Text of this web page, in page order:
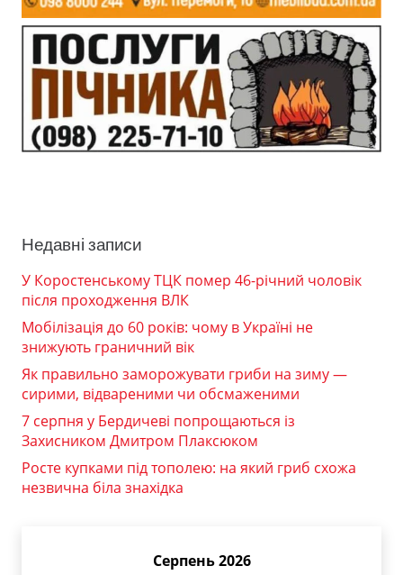
Недавні записи
У Коростенському ТЦК помер 46-річний чоловік
після проходження ВЛК
Мобілізація до 60 років: чому в Україні не
знижують граничний вік
Як правильно заморожувати гриби на зиму —
сирими, відвареними чи обсмаженими
7 серпня у Бердичеві попрощаються із
Захисником Дмитром Плаксюком
Росте купками під тополею: на який гриб схожа
незвична біла знахідка
Серпень 2026